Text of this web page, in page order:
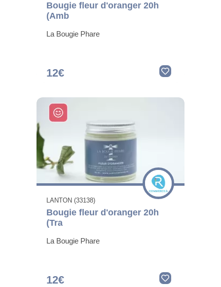
Bougie fleur d'oranger 20h
(Amb
La Bougie Phare
12€
LANTON (33138)
Bougie fleur d'oranger 20h
(Tra
La Bougie Phare
12€